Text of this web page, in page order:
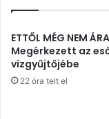
ETTŐL MÉG NEM
Megérkezett az
vízgyűjtőjébe
22 óra telt el